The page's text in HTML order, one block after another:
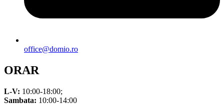
office@domio.ro
ORAR
L-V: 10:00-18:00;
Sambata: 10:00-14:00